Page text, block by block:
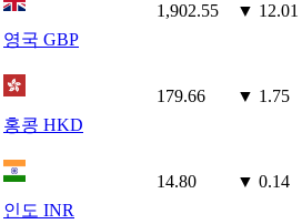
영국 GBP
1,902.55 ▼ 12.01
홍콩 HKD
179.66 ▼ 1.75
인도 INR
14.80 ▼ 0.14